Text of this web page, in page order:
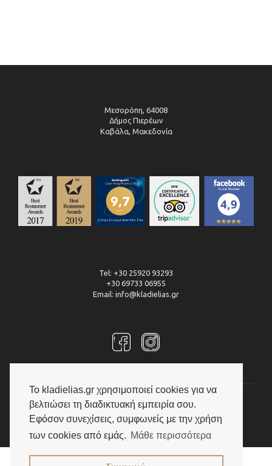
Το kladielias.gr χρησιμοποιεί cookies για να
βελτιώσει τη διαδικτυακή εμπειρία σου.
Εφόσον συνεχίσεις, συμφωνείς με την χρήση
των cookies από εμάς. Μάθε περισσότερα
Μεσορόπη, 64008
Δήμος Πιερέων
Καβάλα, Μακεδονία
Tel: +30 25920 93293
+30 69733 06955
Email: info@kladielias.gr
© 2026 Culinary Boutique Hotel Kladi Elias | Με την επιφύλαξη
κάθε νόμιμου δικαιώματος
δημιουργία & φιλοξενία της ιστοσελίδας by